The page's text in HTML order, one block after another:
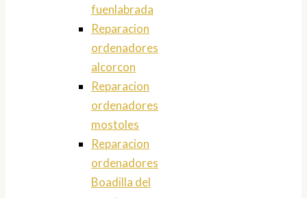
fuenlabrada
Reparacion
ordenadores
alcorcon
Reparacion
ordenadores
mostoles
Reparacion
ordenadores
Boadilla del